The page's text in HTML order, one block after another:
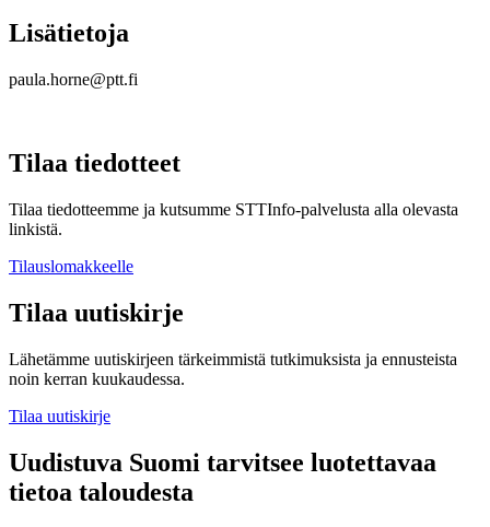
Lisätietoja
paula.horne@ptt.fi
Tilaa tiedotteet
Tilaa tiedotteemme ja kutsumme STTInfo-palvelusta alla olevasta
linkistä.
Tilauslomakkeelle
Tilaa uutiskirje
Lähetämme uutiskirjeen tärkeimmistä tutkimuksista ja ennusteista
noin kerran kuukaudessa.
Tilaa uutiskirje
Uudistuva Suomi tarvitsee luotettavaa
tietoa taloudesta